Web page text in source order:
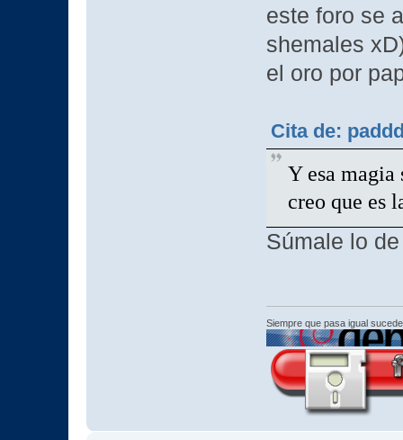
este foro se
shemales
el oro por
Cita de:
Y esa
creo que es
Súmale lo
Siempre que pasa igual